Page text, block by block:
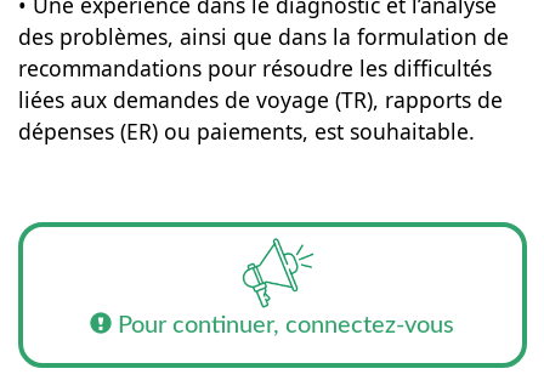
des problèmes, ainsi que dans la formulation de
recommandations pour résoudre les difficultés
liées aux demandes de voyage (TR), rapports de
dépenses (ER) ou paiements, est souhaitable.
Pour continuer, connectez-vous